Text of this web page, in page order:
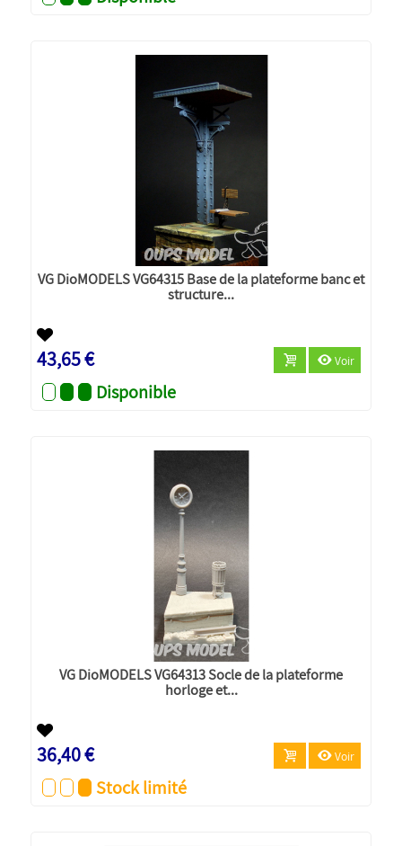
VG DioMODELS VG64315 Base de la plateforme banc et
structure...
43,65 € Voir
Disponible
VG DioMODELS VG64313 Socle de la plateforme
horloge et...
36,40 € Voir
Stock limité